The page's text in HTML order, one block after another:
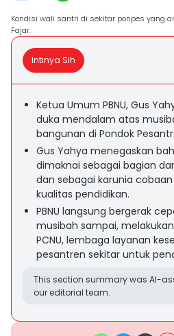
Kondisi wali santri di sekitar ponpes yang
Fajar.
Intinya Sih
Ketua Umum PBNU, Gus
duka mendalam atas
bangunan di Pondok
Gus Yahya menegaskan
dimaknai sebagai bagian
dan sebagai karunia
kualitas pendidikan.
PBNU langsung bergerak
musibah sampai,
PCNU, lembaga layanan
pesantren sekitar untuk
This section summary was AI-
our editorial team.